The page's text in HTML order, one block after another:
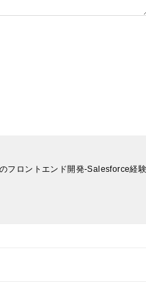
フロントエンド開発-Salesforce経